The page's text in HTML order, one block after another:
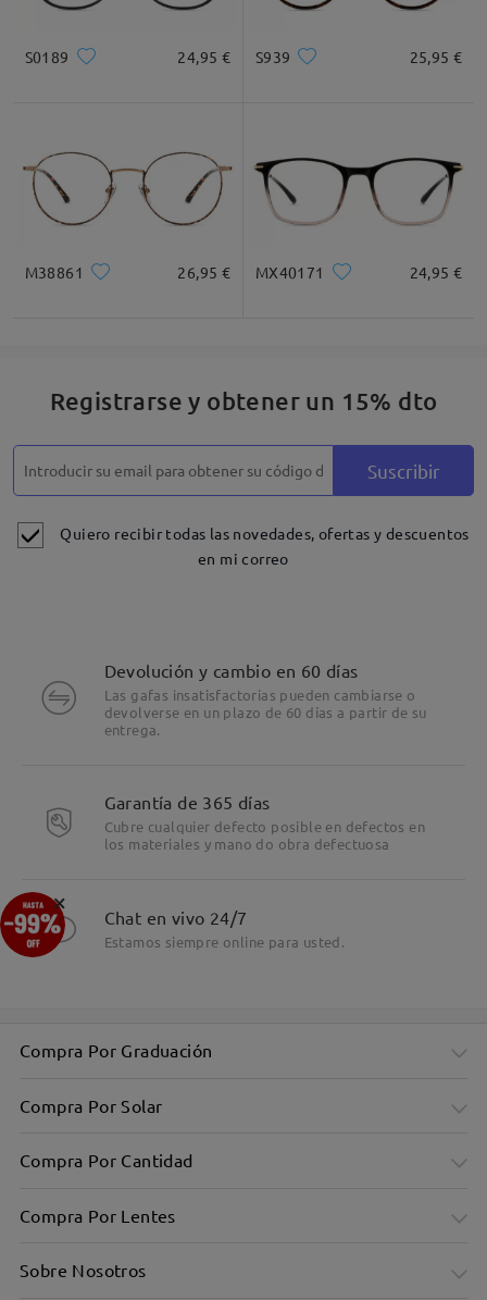
S0189 24,95 € S939 25,95 €
M38861 26,95 € MX40171 24,95 €
Registrarse y obtener un 15% dto
Suscribir
Quiero recibir todas las novedades, ofertas y descuentos
en mi correo
Devolución y cambio en 60 días
Las gafas insatisfactorias pueden cambiarse o
devolverse en un plazo de 60 días a partir de su
entrega.
Garantía de 365 días
Cubre cualquier defecto posible en defectos en
los materiales y mano do obra defectuosa
Chat en vivo 24/7
Estamos siempre online para usted.
Compra Por Graduación
Compra Por Solar
Compra Por Cantidad
Compra Por Lentes
Sobre Nosotros
×